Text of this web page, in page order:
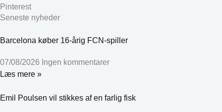
Pinterest
Seneste nyheder
Barcelona køber 16-årig FCN-spiller
07/08/2026 Ingen kommentarer
Læs mere »
Emil Poulsen vil stikkes af en farlig fisk